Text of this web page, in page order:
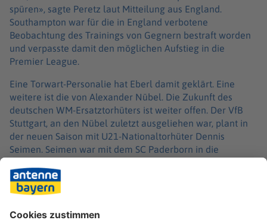
spüren», sagte Peretz laut Mitteilung aus England.
Southampton war für die in England verbotene
Beobachtung des Trainings von Gegnern bestraft worden
und verpasste damit den möglichen Aufstieg in die
Premier League.
Eine Torwart-Personalie hat Eberl damit geklärt. Eine
weitere ist die von Alexander Nübel. Die Zukunft des
deutschen WM-Ersatztorhüters ist weiter offen. Der VfB
Stuttgart, an den Nübel zuletzt ausgeliehen war, plant in
der neuen Saison mit U21-Nationaltorhüter Dennis
Seimen. Seimen war mit dem SC Paderborn in die
Bayern plant ohne Nübel. Die Münchner setzen in der
neuen Saison auf Manuel Neuer (40), Jonas Urbig (22) und
Sven Ulreich (37). Nübels Bayern-Vertrag läuft noch bis